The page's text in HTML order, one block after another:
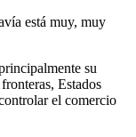
está muy, muy
su
Estados
el comercio